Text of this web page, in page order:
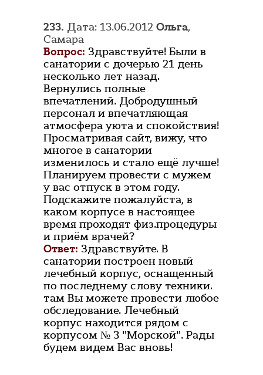
233. Дата: 13.06.2012 Ольга,
Самара
Вопрос: Здравствуйте! Были в
санатории с дочерью 21 день
несколько лет назад.
Вернулись полные
впечатлений. Добродушный
персонал и впечатляющая
атмосфера уюта и спокойствия!
Просматривая сайт, вижу, что
многое в санатории
изменилось и стало ещё лучше!
Планируем провести с мужем
у вас отпуск в этом году.
Подскажите пожалуйста, в
каком корпусе в настоящее
время проходят физ.процедуры
и приём врачей?
Ответ: Здравствуйте. В
санатории построен новый
лечебный корпус, оснащенный
по последнему слову техники.
там Вы можете провести любое
обследование. Лечебный
корпус находится рядом с
корпусом № 3 "Морской". Рады
будем видем Вас вновь!